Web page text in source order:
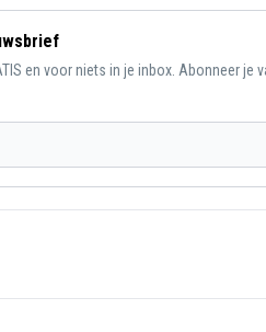
en voor niets in je inbox. Abonneer je